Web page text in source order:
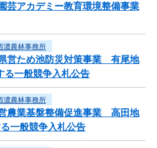
芸アカデミー教育環境整備事業
濃農林事務所
営ため池防災対策事業 有尾地
一般競争入札公告
濃農林事務所
農業基盤整備促進事業 高田地
一般競争入札公告